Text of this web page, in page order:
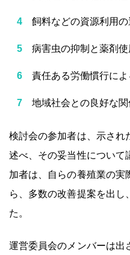
飼料などの資源利用
病害虫の抑制と薬剤
責任ある労働慣行に
地域社会との良好な
検討会の参加者は、示され
述べ、その妥当性について
加者は、自らの養殖業の実
ら、多数の改善提案を出し
た。
運営委員会のメンバーは出